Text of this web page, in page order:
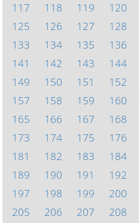
117
118 119 120
125
126 127 128
133
134 135 136
141
142 143 144
149
150 151 152
157
158 159 160
165
166 167 168
173
174 175 176
181
182 183 184
189
190 191 192
197
198 199 200
205
206 207 208